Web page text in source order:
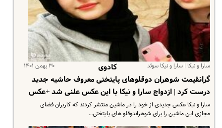
سارا و نیکا | سارا و نیکا سوئد ۳۰ بهمن ۱۴۰۱
کادوی
گرانقیمت شوهران دوقلوهای پایتختی معروف حاشیه جدید
درست کرد | ازدواج سارا و نیکا با این عکس علنی شد +عکس
سارا و نیکا عکس جدیدی از خود را در ماشین منتشر کردند که کاربران فضای
مجازی این ماشین را برای شوهراندوقلو های پایتختی…